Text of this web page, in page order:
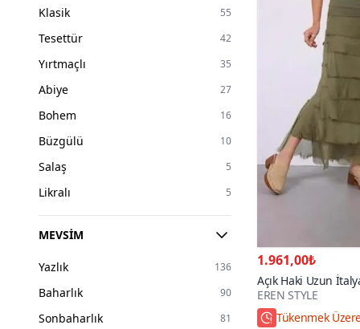
Klasik 55
Tesettür 42
Yırtmaçlı 35
Abiye 27
Bohem 16
Büzgülü 10
Salaş 5
Likralı 5
MEVSIM
Yazlık 136
Baharlık 90
Sonbaharlık 81
1.961,00₺
Açık Haki Uzun
Gösteren Kat İpek
Etek
EREN STYLE
Tükenmek Üzere
Hızlı Kargo